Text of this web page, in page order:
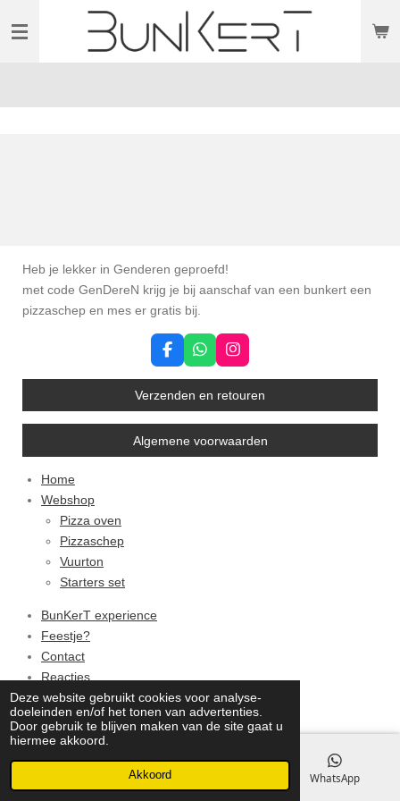
Deze website gebruikt cookies voor analyse-
doeleinden en/of het tonen van advertenties.
Door gebruik te blijven maken van de site gaat u
hiermee akkoord.
Akkoord
direct
Heb je lekker in Genderen geproefd!
met code GenDereN krijg je bij aanschaf van een bunkert een
pizzaschep en mes er gratis bij.
F
a
e
b
o
o
k
W
h
t
s
A
p
p
I
n
t
a
g
r
a
Verzenden en retouren
Algemene voorwaarden
Home
Webshop
Pizza oven
Pizzaschep
Vuurton
Starters set
BunKerT experience
Feestje?
Contact
Reacties
© 2021 - 2022 Bunkert kvk:87587637
Telefoonnummer WhatsApp